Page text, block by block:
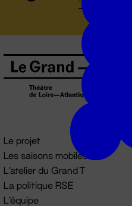
Le projet
Les saisons mobiles
L'atelier du Grand T
La politique RSE
L'équipe